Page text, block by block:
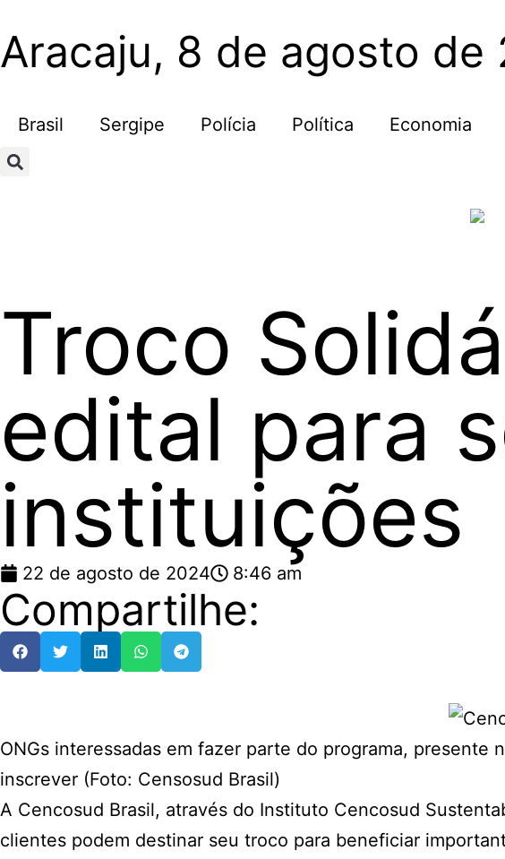
Aracaju, 8 de agosto de
Brasil Sergipe Polícia Política Economia
Troco
edital para
instituições
22 de agosto de 2024 8:46 am
Compartilhe:
ONGs interessadas em fazer parte do programa, presente
inscrever (Foto: Censosud Brasil)
A Cencosud Brasil, através do Instituto Cencosud
clientes podem destinar seu troco para beneficiar